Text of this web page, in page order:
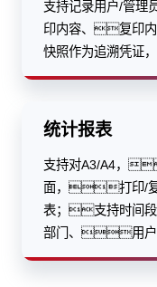
支持记录用户/管
印内容、复印
快照作为追溯凭
统计报表
支持对A3/A4，
面，打印/复
表；支持时间
部门、用